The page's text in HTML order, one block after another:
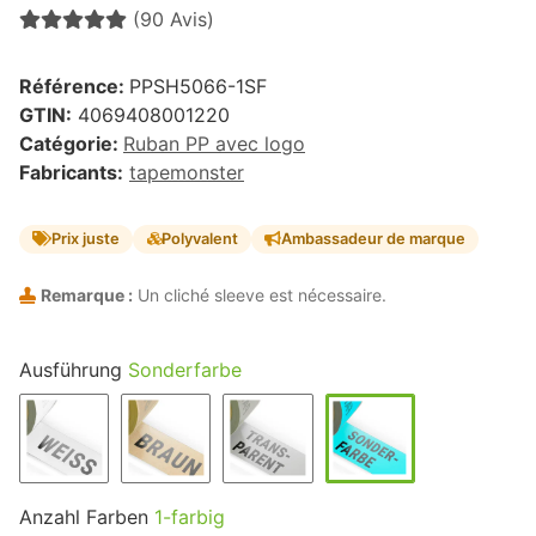
(90 Avis)
Référence: PPSH5066-1SF
GTIN: 4069408001220
Catégorie: Ruban PP avec logo
Fabricants: tapemonster
Prix juste Polyvalent Ambassadeur de marque
Remarque : Un cliché sleeve est nécessaire.
Ausführung Sonderfarbe
Anzahl Farben 1-farbig